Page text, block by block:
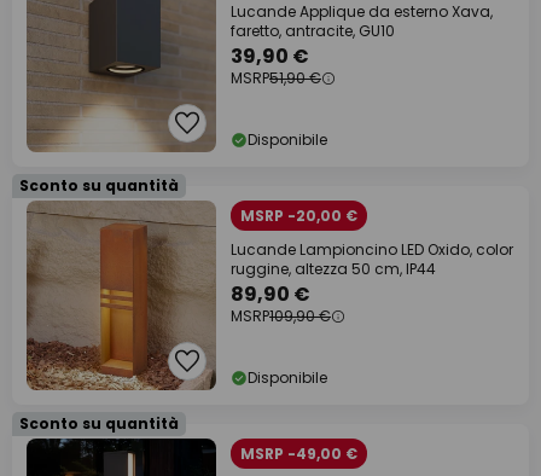
Lucande Applique da esterno Xava,
faretto, antracite, GU10
39,90 €
MSRP51,90 €
Disponibile
Sconto su quantità
MSRP -20,00 €
Lucande Lampioncino LED Oxido, color
ruggine, altezza 50 cm, IP44
89,90 €
MSRP109,90 €
Disponibile
Sconto su quantità
MSRP -49,00 €